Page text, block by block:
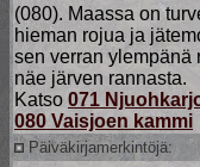
(080). Maassa on
hieman rojua ja
sen verran ylempänä
näe järven rannasta.
Katso 071
080 Vaisjoen kammi
Päiväkirjamerkintöjä: